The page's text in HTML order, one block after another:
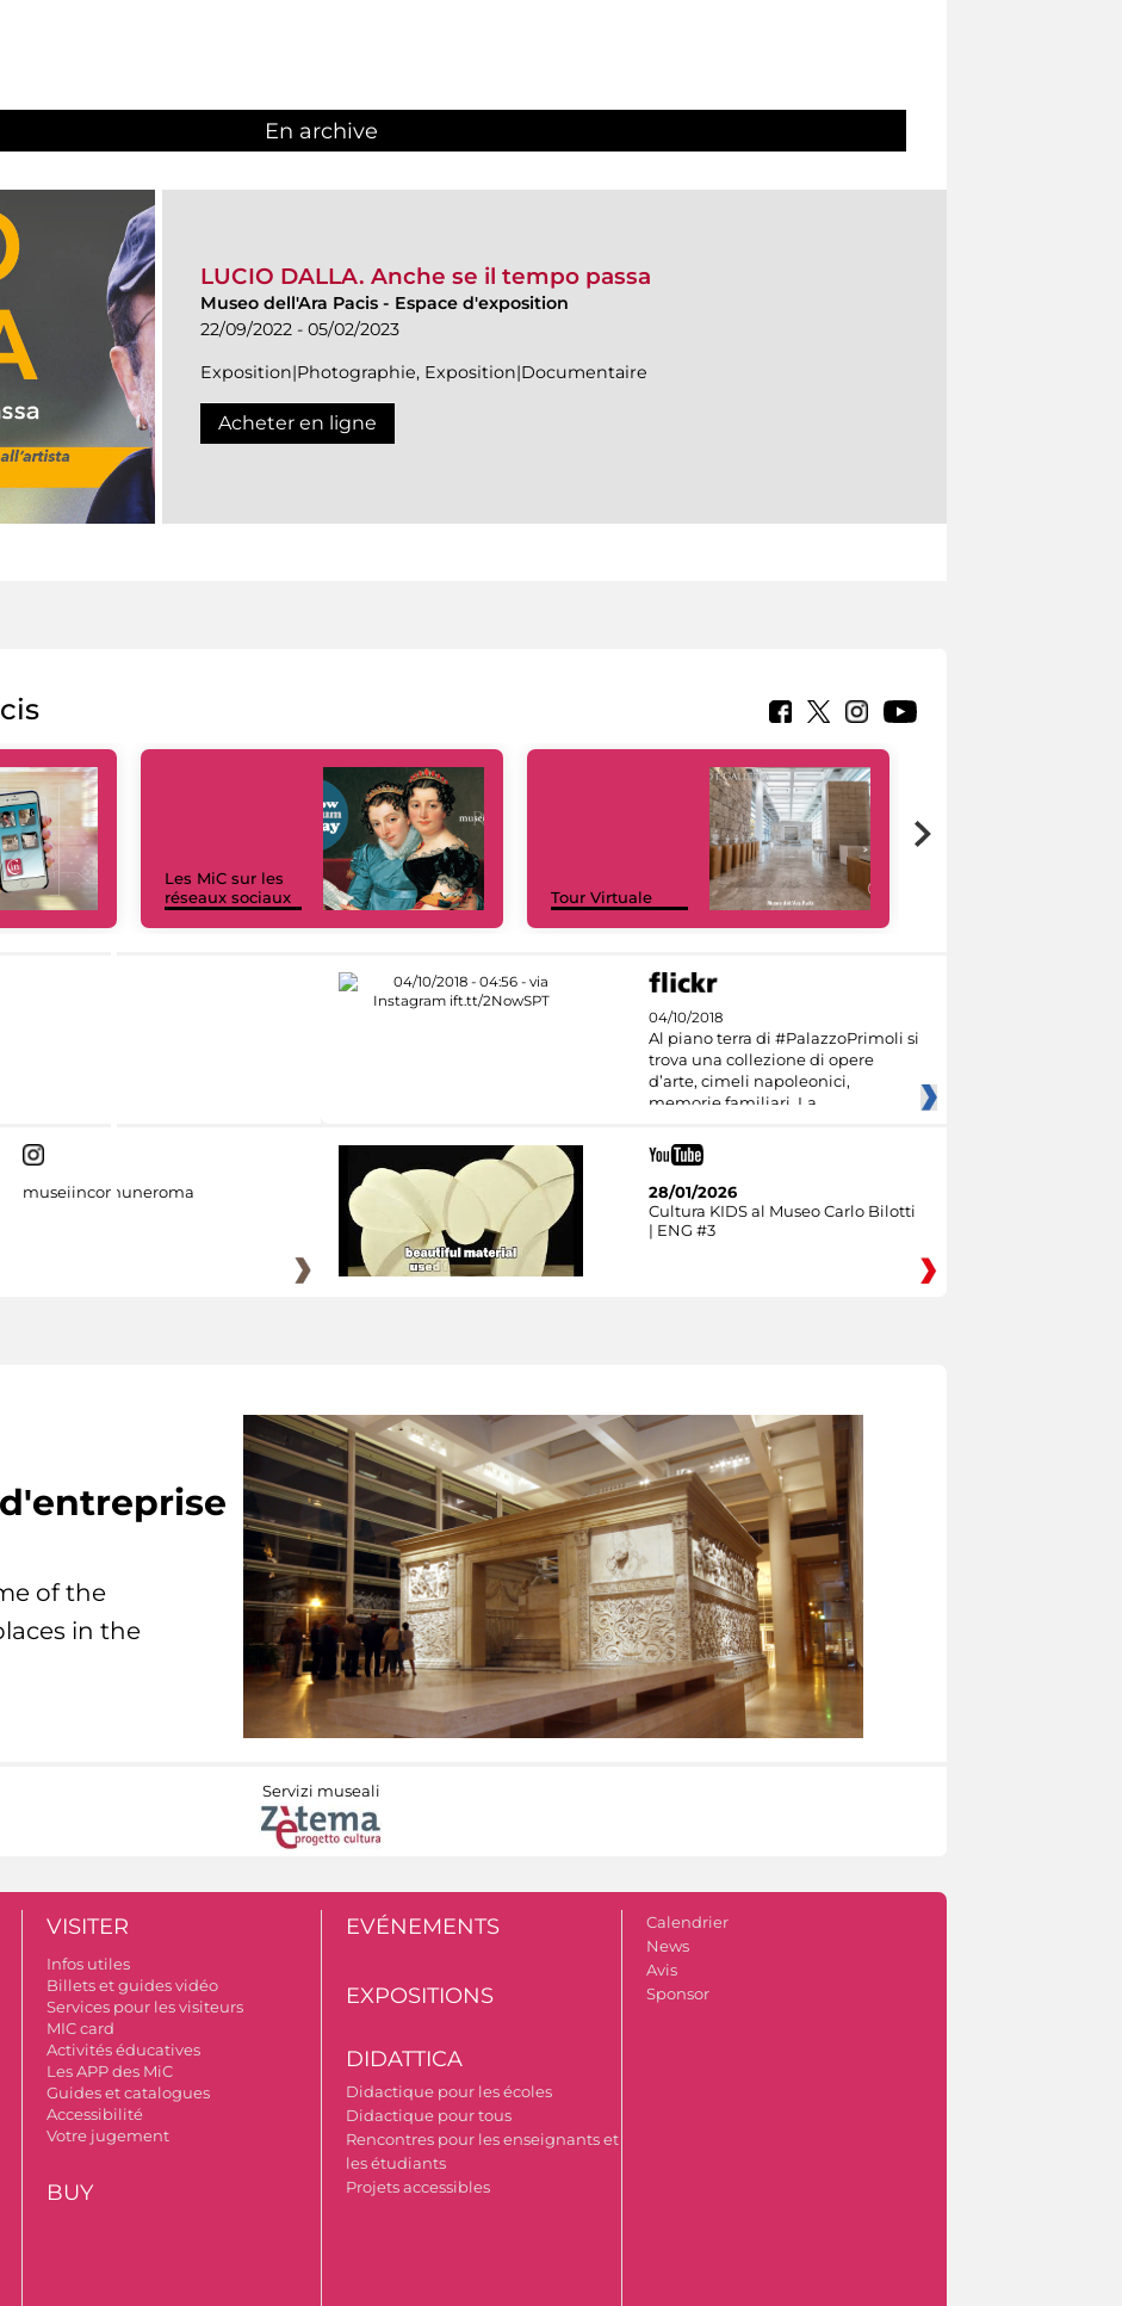
En archive
LUCIO DALLA. Anche se il tempo passa
Museo dell'Ara Pacis - Espace d'exposition
22/09/2022 - 05/02/2023
Exposition|Photographie, Exposition|Documentaire
Acheter en ligne
Les MiC sur les
réseaux sociaux
Tour Virtuale
04/10/2018
Al piano terra di #PalazzoPrimoli si
trova una collezione di opere
d’arte, cimeli napoleonici,
memorie familiari. La
museiincomuneroma
28/01/2026
Cultura KIDS al Museo Carlo Bilotti
| ENG #3
of the
in the
Servizi museali
VISITER
Infos utiles
Billets et guides vidéo
Services pour les visiteurs
MIC card
Activités éducatives
Les APP des MiC
Guides et catalogues
Accessibilité
Votre jugement
BUY
EVÉNEMENTS
EXPOSITIONS
DIDATTICA
Didactique pour les écoles
Didactique pour tous
Rencontres pour les enseignants et
les étudiants
Projets accessibles
Calendrier
News
Avis
Sponsor